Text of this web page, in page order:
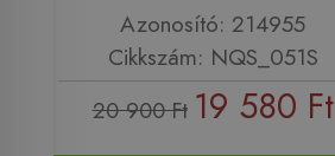
Azonosító: 214955
Cikkszám: NQS_051S
20 900 Ft 19 580 Ft